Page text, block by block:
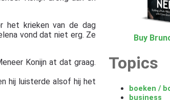
het krieken van de dag
vond dat niet erg. Ze
Konijn at dat graag.
hij luisterde alsof hij het
Buy
Topics
boeken /
business